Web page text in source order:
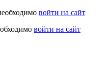
войти на сайт
войти на сайт